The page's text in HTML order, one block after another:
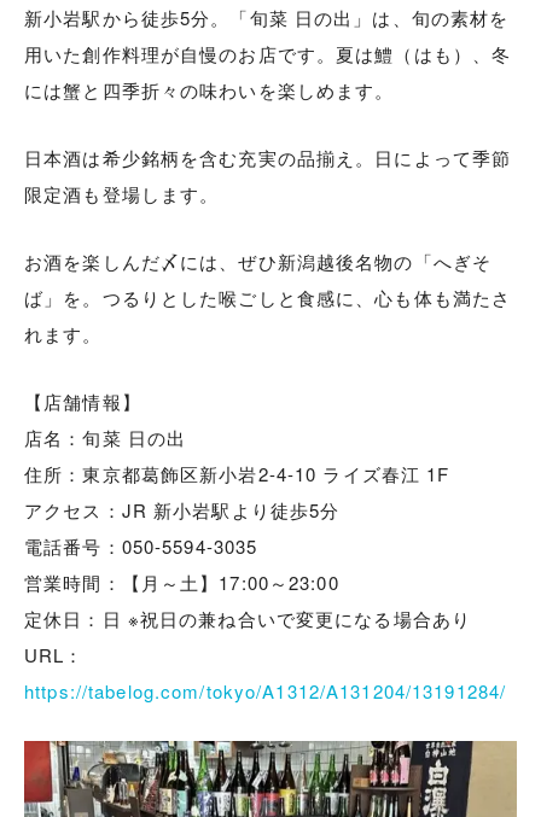
新小岩駅から徒歩5分。「旬菜 日の出」は、旬の素材を
用いた創作料理が自慢のお店です。夏は鱧（はも）、冬
には蟹と四季折々の味わいを楽しめます。
日本酒は希少銘柄を含む充実の品揃え。日によって季節
限定酒も登場します。
お酒を楽しんだ〆には、ぜひ新潟越後名物の「へぎそ
ば」を。つるりとした喉ごしと食感に、心も体も満たさ
れます。
【店舗情報】
店名：旬菜 日の出
住所：東京都葛飾区新小岩2-4-10 ライズ春江 1F
アクセス：JR 新小岩駅より徒歩5分
電話番号：050-5594-3035
営業時間：【月～土】17:00～23:00
定休日：日 ※祝日の兼ね合いで変更になる場合あり
URL：
https://tabelog.com/tokyo/A1312/A131204/13191284/